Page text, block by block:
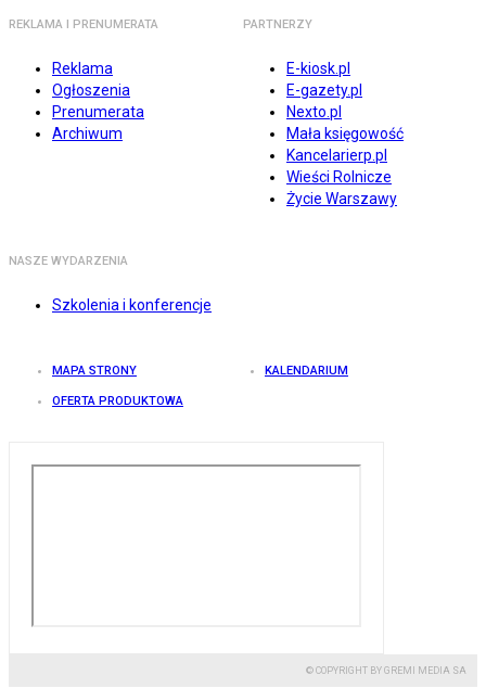
REKLAMA I PRENUMERATA
Reklama
Ogłoszenia
Prenumerata
Archiwum
PARTNERZY
E-kiosk.pl
E-gazety.pl
Nexto.pl
Mała księgowość
Kancelarierp.pl
Wieści Rolnicze
Życie Warszawy
NASZE WYDARZENIA
Szkolenia i konferencje
MAPA STRONY KALENDARIUM
OFERTA PRODUKTOWA
© COPYRIGHT BY GREMI MEDIA SA